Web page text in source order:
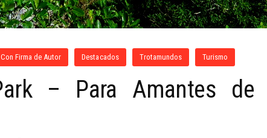
Con Firma de Autor Destacados Trotamundos Turismo
– Para Amantes de